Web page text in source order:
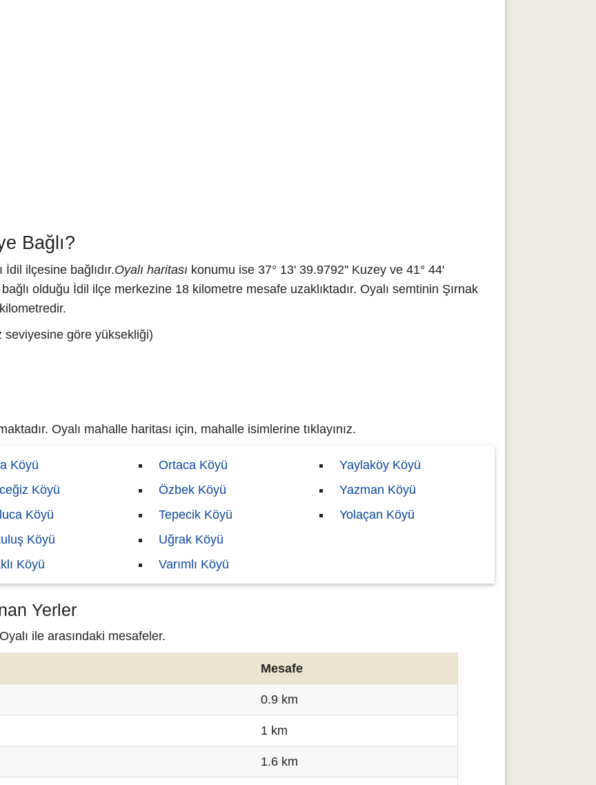
Bağlı?
ilçesine bağlıdır.Oyalı haritası konumu ise 37° 13' 39.9792'' Kuzey ve 41° 44'
bağlı olduğu İdil ilçe merkezine 18 kilometre mesafe uzaklıktadır. Oyalı semtinin Şırnak
seviyesine göre yüksekliği)
Oyalı mahalle haritası için, mahalle isimlerine tıklayınız.
Köyü
Köyü
Köyü
Köyü
Köyü
Ortaca Köyü
Özbek Köyü
Tepecik Köyü
Uğrak Köyü
Varımlı Köyü
Yaylaköy Köyü
Yazman Köyü
Yolaçan Köyü
Yerler
ile arasındaki mesafeler.
Mesafe
0.9 km
1 km
1.6 km